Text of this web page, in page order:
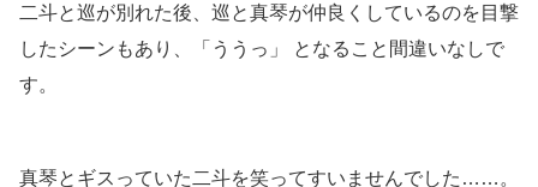
二斗と巡が別れた後、巡と真琴が仲良くしているのを目撃
したシーンもあり、「ううっ」 となること間違いなしで
す。
真琴とギスっていた二斗を笑ってすいませんでした……。